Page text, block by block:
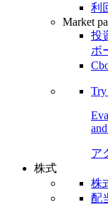
利
Market
投
ボ
ア
株式
株
配